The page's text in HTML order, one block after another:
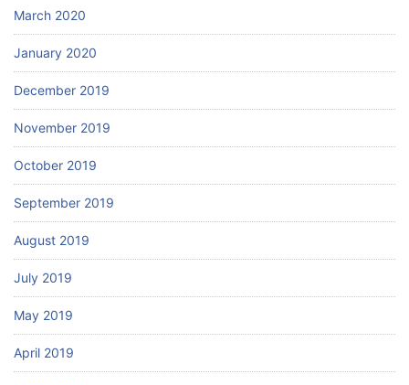
March 2020
January 2020
December 2019
November 2019
October 2019
September 2019
August 2019
July 2019
May 2019
April 2019